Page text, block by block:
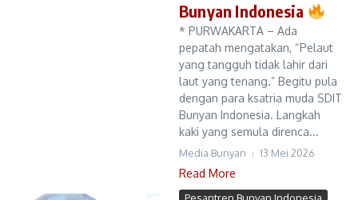
Bunyan Indonesia
* PURWAKARTA – Ada
pepatah mengatakan, “Pelaut
yang tangguh tidak lahir dari
laut yang tenang.” Begitu pula
dengan para ksatria muda SDIT
Bunyan Indonesia. Langkah
kaki yang semula direnca...
Media Bunyan 13 Mei 2026
Read More